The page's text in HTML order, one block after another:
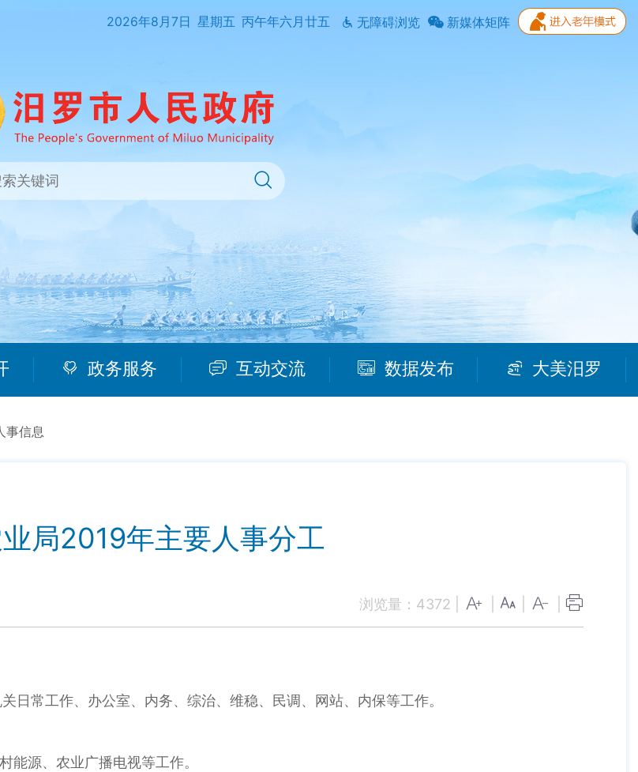
2026年8月7日 星期五 丙午年六月廿五 无障碍浏览 新媒体矩阵
政务服务 互动交流 数据发布 大美汨罗
事信息
局2019年主要人事分工
浏览量： 4372
常工作、办公室、内务、综治、维稳、民调、网站、内保等工作。
源、农业广播电视等工作。